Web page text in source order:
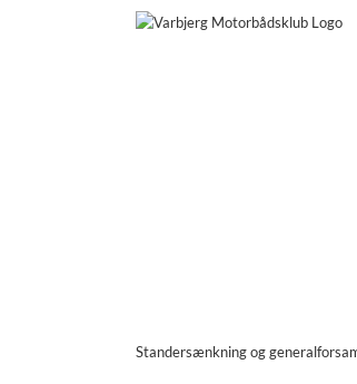
Standersænkning og